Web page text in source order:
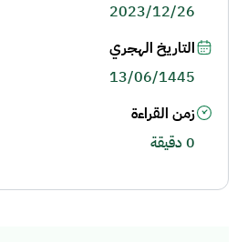
2023/12/26
التاريخ الهجري
13/06/1445
زمن القراءة
0 دقيقة